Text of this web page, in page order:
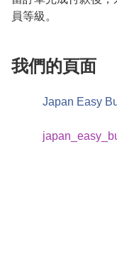
員等級。
我們的頁面
Japan Easy